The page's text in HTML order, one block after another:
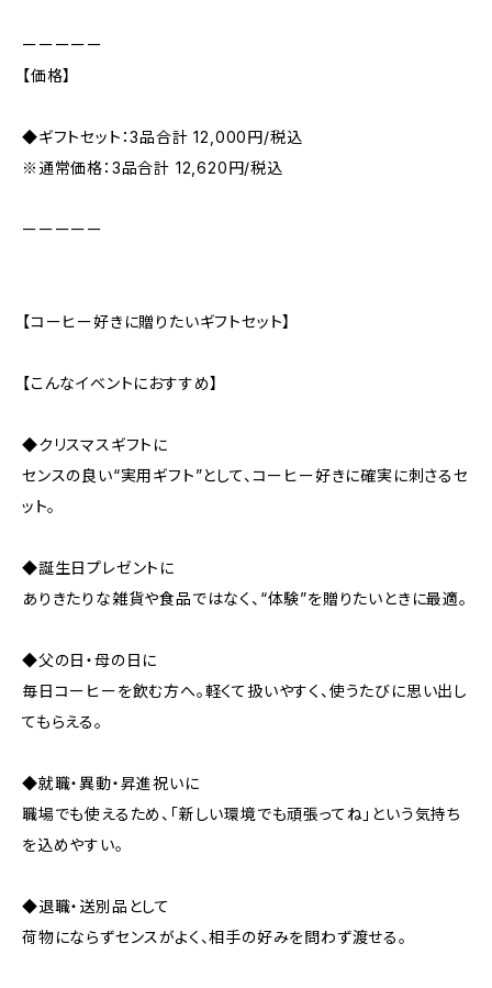
ーーーーー
【価格】
◆ギフトセット：3品合計 12,000円/税込
※通常価格：3品合計 12,620円/税込
ーーーーー
【コーヒー好きに贈りたいギフトセット】
【こんなイベントにおすすめ】
◆クリスマスギフトに
センスの良い“実用ギフト”として、コーヒー好きに確実に刺さるセ
ット。
◆誕生日プレゼントに
ありきたりな雑貨や食品ではなく、“体験”を贈りたいときに最適。
◆父の日・母の日に
毎日コーヒーを飲む方へ。軽くて扱いやすく、使うたびに思い出し
てもらえる。
◆就職・異動・昇進祝いに
職場でも使えるため、「新しい環境でも頑張ってね」という気持ち
を込めやすい。
◆退職・送別品として
荷物にならずセンスがよく、相手の好みを問わず渡せる。